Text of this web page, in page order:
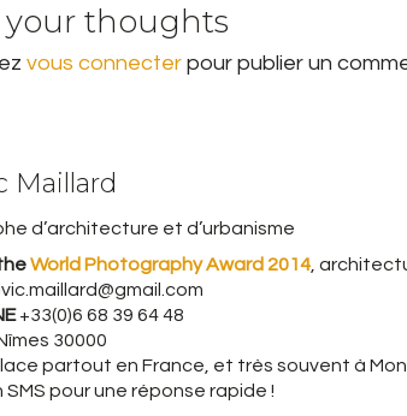
your thoughts
vous connecter pour publier un
Maillard
d’architecture et d’urbanisme
World Photography Award 2014 ,
+33(0)6 68 39 64 48
30000
partout en France, et très souvent à
SMS pour une réponse rapide !